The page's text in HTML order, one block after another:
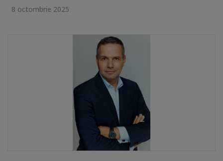
8 octombrie 2025